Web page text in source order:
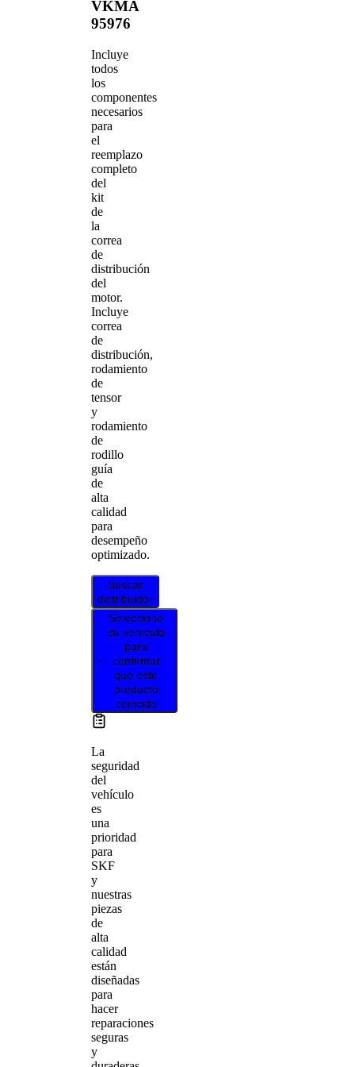
VKMA
95976
Incluye
todos
los
componentes
necesarios
para
el
reemplazo
completo
del
kit
de
la
correa
de
distribución
del
motor.
Incluye
correa
de
distribución,
rodamiento
de
tensor
y
rodamiento
de
rodillo
guía
de
alta
calidad
para
desempeño
optimizado.
Buscar
distribuidor
Seleccione
su vehículo
para
confirmar
que este
producto
coincide
La
seguridad
del
vehículo
es
una
prioridad
para
SKF
y
nuestras
piezas
de
alta
calidad
están
diseñadas
para
hacer
reparaciones
seguras
y